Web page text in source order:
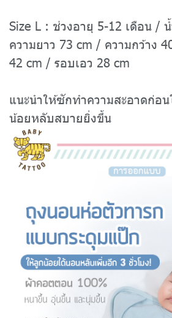
Size L : ช่วงอายุ 5-12 เดือน /
ความยาว 73 cm / ความกว้าง
42 cm / รอบเอว 28 cm
แนะนำให้ซักทำความสะอาดก่อ
น้อยหลับสบายยิ่งขึ้น